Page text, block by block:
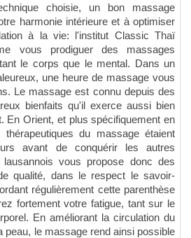
choisie, un bon massage
harmonie intérieure et à optimiser
à la vie: l'institut Classic Thaï
vous prodiguer des massages
le corps que le mental. Dans un
une heure de massage vous
Le massage est connu depuis des
bienfaits qu'il exerce aussi bien
En Orient, et plus spécifiquement en
du massage étaient
avant de conquérir les autres
vous propose donc des
qualité, dans le respect le savoir-
régulièrement cette parenthèse
fortement votre fatigue, tant sur le
En améliorant la circulation du
peau, le massage rend ainsi possible